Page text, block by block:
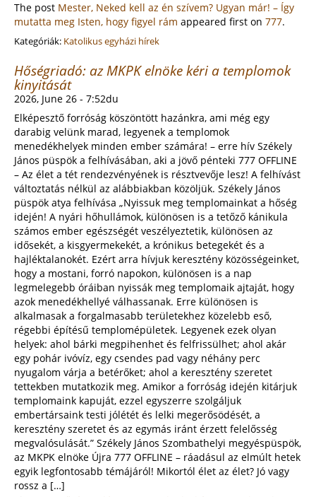
The post Mester, Neked kell az én szívem? Ugyan már! – Így
mutatta meg Isten, hogy figyel rám appeared first on 777.
Kategóriák: Katolikus egyházi hírek
Hőségriadó: az MKPK elnöke kéri a templomok
kinyitását
2026, June 26 - 7:52du
Elképesztő forróság köszöntött hazánkra, ami még egy
darabig velünk marad, legyenek a templomok
menedékhelyek minden ember számára! – erre hív Székely
János püspök a felhívásában, aki a jövő pénteki 777 OFFLINE
– Az élet a tét rendezvényének is résztvevője lesz! A felhívást
változtatás nélkül az alábbiakban közöljük. Székely János
püspök atya felhívása „Nyissuk meg templomainkat a hőség
idején! A nyári hőhullámok, különösen is a tetőző kánikula
számos ember egészségét veszélyeztetik, különösen az
idősekét, a kisgyermekekét, a krónikus betegekét és a
hajléktalanokét. Ezért arra hívjuk keresztény közösségeinket,
hogy a mostani, forró napokon, különösen is a nap
legmelegebb óráiban nyissák meg templomaik ajtaját, hogy
azok menedékhellyé válhassanak. Erre különösen is
alkalmasak a forgalmasabb területekhez közelebb eső,
régebbi építésű templomépületek. Legyenek ezek olyan
helyek: ahol bárki megpihenhet és felfrissülhet; ahol akár
egy pohár ivóvíz, egy csendes pad vagy néhány perc
nyugalom várja a betérőket; ahol a keresztény szeretet
tettekben mutatkozik meg. Amikor a forróság idején kitárjuk
templomaink kapuját, ezzel egyszerre szolgáljuk
embertársaink testi jólétét és lelki megerősödését, a
keresztény szeretet és az egymás iránt érzett felelősség
megvalósulását.” Székely János Szombathelyi megyéspüspök,
az MKPK elnöke Újra 777 OFFLINE – ráadásul az elmúlt hetek
egyik legfontosabb témájáról! Mikortól élet az élet? Jó vagy
rossz a […]